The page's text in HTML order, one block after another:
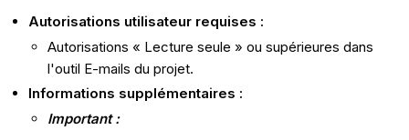
Autorisations utilisateur requises :
Autorisations « Lecture seule » ou supérieures dans
l'outil E-mails du projet.
Informations supplémentaires :
Important :